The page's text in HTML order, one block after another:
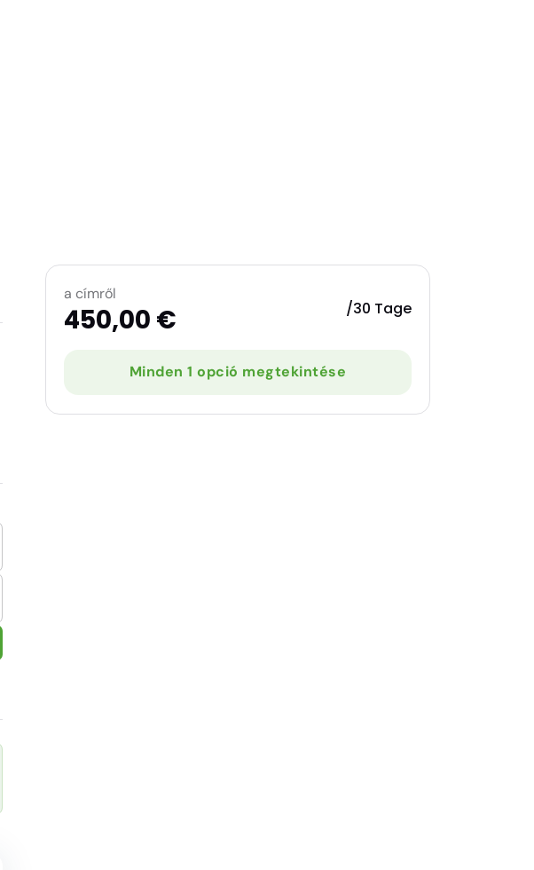
a címről
450,00 € /30 Tage
Minden 1 opció megtekintése